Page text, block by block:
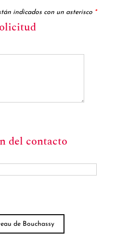
indicados con un asterisco *
del contacto